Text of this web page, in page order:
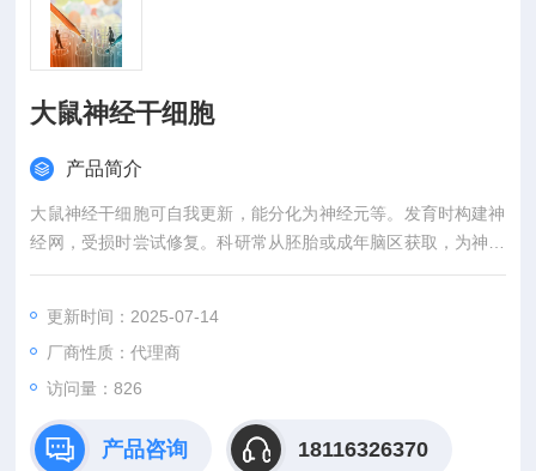
大鼠神经干细胞
产品简介
大鼠神经干细胞可自我更新，能分化为神经元等。发育时构建神
经网，受损时尝试修复。科研常从胚胎或成年脑区获取，为神经
研究与治疗带来希望 。
更新时间：2025-07-14
厂商性质：代理商
访问量：826
产品咨询 18116326370